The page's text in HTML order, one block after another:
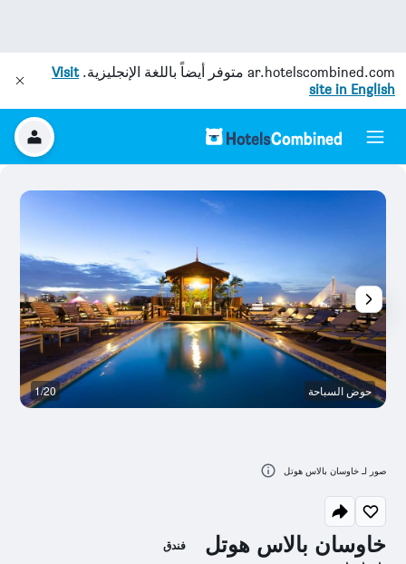
ar.hotelscombined.com متوفر أيضاً باللغة الإنجليزية.Visit
site in English
خاوسان بالاس هوتل فندق
حوض السباحة 1/20
صور لـ خاوسان بالاس هوتل